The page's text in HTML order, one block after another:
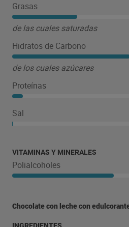
Grasas
de las cuales saturadas
Hidratos de Carbono
de los cuales azúcares
Proteínas
Sal
VITAMINAS Y MINERALES
Polialcoholes
Chocolate con leche con